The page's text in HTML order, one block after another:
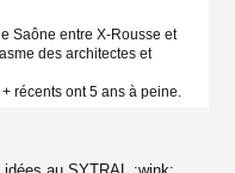
Saône entre X-Rousse et
des architectes et
récents ont 5 ans à peine.